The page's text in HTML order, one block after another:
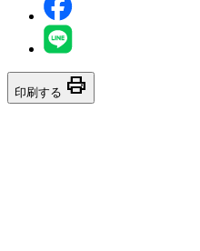
印刷する print